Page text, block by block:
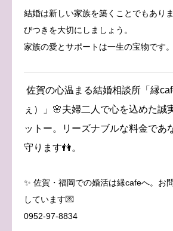
結婚は新しい家族を築くことでもあり
びつきを大切にしましょう。
家族の愛とサポートは一生の宝物です。
佐賀の心温まる結婚相談所「縁
ぇ）」🌸夫婦二人で心を込めた誠
ットー。リーズナブルな料金であ
守ります👫。
✨ 佐賀・福岡での婚活は縁cafeへ。お
しています💌
0952-97-8834